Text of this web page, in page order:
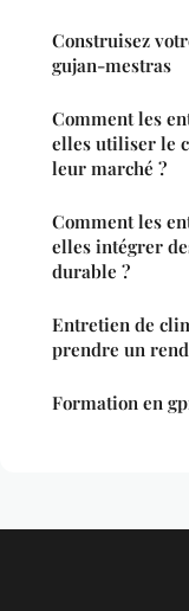
Construisez
gujan-mestras
Comment les
elles utiliser le
leur marché ?
Comment les
elles intégrer
durable ?
Entretien de
prendre un
Formation en